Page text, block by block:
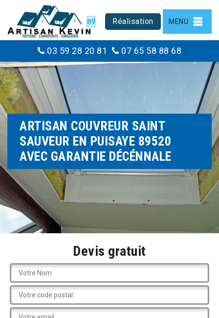
Réalisation MENU
03 59 28 20 81 07 65 58 88 68
ARTISAN COUVREUR SAINT
SAUVEUR EN PUISAYE 89520
AVEC GARANTIE DÉCÉNNALE
Devis gratuit